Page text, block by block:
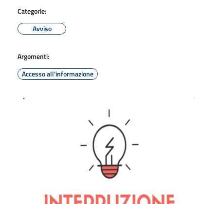
Categorie:
Avviso
Argomenti:
Accesso all'informazione